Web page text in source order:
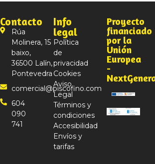
Contacto
Rúa
Molinera, 15
baixo,
36500 Lalín,
Pontevedra
comercial@piscofino.com
604
090
741
Info
legal
Política
de
privacidad
Cookies
Aviso
Legal
Términos y
condiciones
Accesibilidad
Envíos y
tarifas
Proyecto
financiado
por la
Unión
Europea
-